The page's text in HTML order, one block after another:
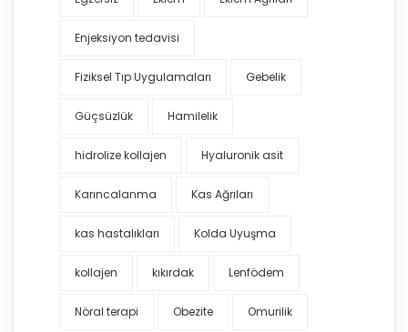
Enjeksiyon tedavisi
Fiziksel Tıp Uygulamaları Gebelik
Güçsüzlük Hamilelik
hidrolize kollajen Hyaluronik asit
Karıncalanma Kas Ağrıları
kas hastalıkları Kolda Uyuşma
kollajen kıkırdak Lenfödem
Nöral terapi Obezite Omurilik